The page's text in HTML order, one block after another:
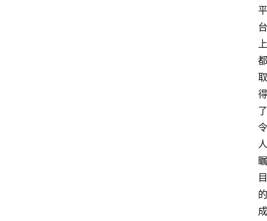
平
台
上
都
取
得
了
令
人
瞩
目
的
成